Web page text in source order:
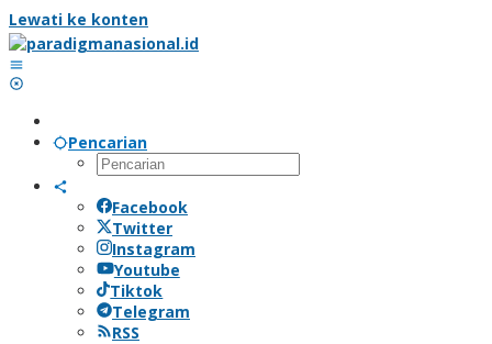
Lewati ke konten
Pencarian
Facebook
Twitter
Instagram
Youtube
Tiktok
Telegram
RSS